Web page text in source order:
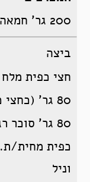
200 גר’ חמאה/נטורינה לפרווה
ביצה
חצי כפית מלח
80 גר’ (כחצי כוס) סוכר חום
80 גר’ סוכר רגיל (חצי כוס פחות כף גדושה)
וניל